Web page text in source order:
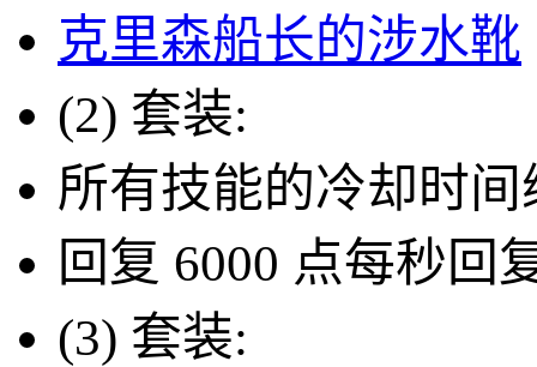
克里森船长的涉水靴
(2) 套装:
所有技能的冷却时间
回复 6000 点每秒回
(3) 套装: